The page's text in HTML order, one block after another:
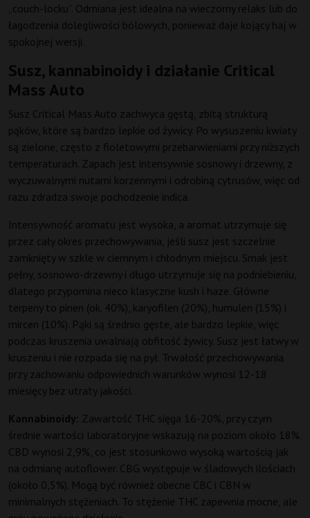
„couch-locku”. Odmiana jest idealna na wieczorny relaks lub do
łagodzenia dolegliwości bólowych, ponieważ daje kojący haj w
spokojnej wersji.
Susz, kannabinoidy i działanie Critical
Mass Auto
Susz Critical Mass Auto zachwyca gęstą, zbitą strukturą
pąków, które są bardzo lepkie od żywicy. Po wysuszeniu kwiaty
są zielone, często z fioletowymi przebarwieniami przy niższych
temperaturach. Zapach jest intensywnie sosnowy i drzewny, z
wyczuwalnymi nutami korzennymi i odrobiną cytrusów, więc od
razu zdradza swoje pochodzenie indica.
Intensywność aromatu jest wysoka, a aromat utrzymuje się
przez cały okres przechowywania, jeśli susz jest szczelnie
zamknięty w szkle w ciemnym i chłodnym miejscu. Smak jest
pełny, sosnowo-drzewny i długo utrzymuje się na podniebieniu,
dlatego przypomina nieco klasyczne kush i haze. Główne
terpeny to pinen (ok. 40%), karyofilen (20%), humulen (15%) i
mircen (10%). Pąki są średnio gęste, ale bardzo lepkie, więc
podczas kruszenia uwalniają obfitość żywicy. Susz jest łatwy w
kruszeniu i nie rozpada się na pył. Trwałość przechowywania
przy zachowaniu odpowiednich warunków wynosi 12-18
miesięcy bez utraty jakości.
Kannabinoidy: Zawartość THC sięga 16-20%, przy czym
średnie wartości laboratoryjne wskazują na poziom około 18%.
CBD wynosi 2,9%, co jest stosunkowo wysoką wartością jak
na odmianę autoflower. CBG występuje w śladowych ilościach
(około 0,5%). Mogą być również obecne CBC i CBN w
minimalnych stężeniach. To stężenie THC zapewnia mocne, ale